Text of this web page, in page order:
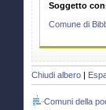
Soggetto
Comune di
Chiudi albero
Comuni della